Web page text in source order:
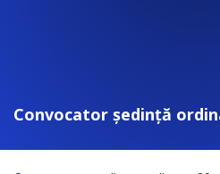
Convocator ședință